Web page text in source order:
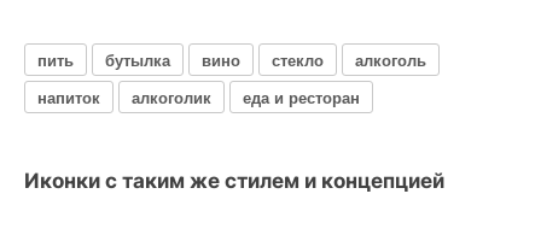
пить бутылка вино стекло
алкоголь
напиток
алкоголик еда и ресторан
Иконки с таким же стилем и концепцией